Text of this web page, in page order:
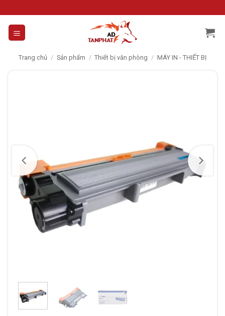
to
content
Trang chủ / Sản phẩm / Thiết bị văn phòng / MÁY IN - THIẾT BỊ